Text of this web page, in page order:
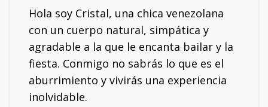
Hola soy Cristal, una chica venezolana
con un cuerpo natural, simpática y
agradable a la que le encanta bailar y la
fiesta. Conmigo no sabrás lo que es el
aburrimiento y vivirás una experiencia
inolvidable.